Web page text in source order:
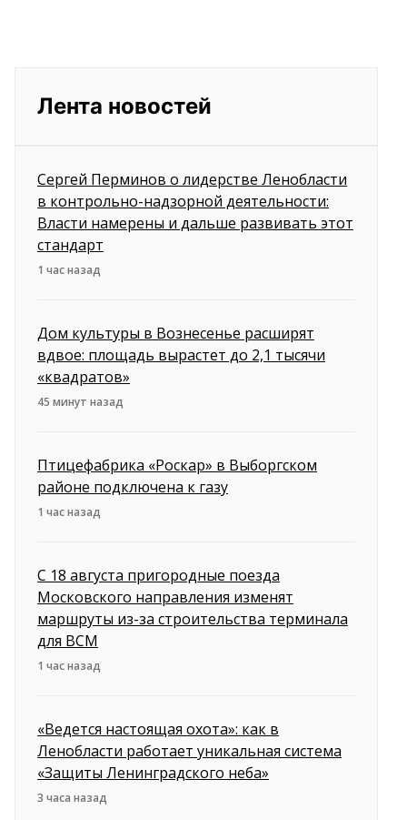
Лента новостей
Сергей Перминов о лидерстве Ленобласти
в контрольно-надзорной деятельности:
Власти намерены и дальше развивать этот
стандарт
1 час назад
Дом культуры в Вознесенье расширят
вдвое: площадь вырастет до 2,1 тысячи
«квадратов»
45 минут назад
Птицефабрика «Роскар» в Выборгском
районе подключена к газу
1 час назад
С 18 августа пригородные поезда
Московского направления изменят
маршруты из-за строительства терминала
для ВСМ
1 час назад
«Ведется настоящая охота»: как в
Ленобласти работает уникальная система
«Защиты Ленинградского неба»
3 часа назад